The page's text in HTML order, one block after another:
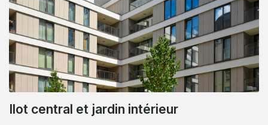
Ilot central et jardin intérieur
Quartier européen